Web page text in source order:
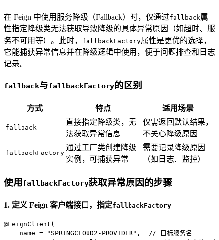
在 Feign 中使用服务降级（Fallback）时，仅通过fallback属
性指定降级类无法获取导致降级的具体异常原因（如超时、服
务不可用等）。此时，
fallbackFactory属性是更优的选择，
它能捕获异常信息并在降级逻辑中使用，便于问题排查和日志
记录。
fallback与fallbackFactory的区别
方式 特点 适用场景
fallback
直接指定降级类，无
法获取异常信息
仅需返回默认结果，
不关心降级原因
fallbackFactory
通过工厂类创建降级
实例，可捕获异常
需要记录降级原因
（如日志、监控）
使用 fallbackFactory获取异常原因的步骤
1. 定义 Feign 客户端接口，指定fallbackFactory
@FeignClient(
    name = "SPRINGCLOUD2-PROVIDER",  // 目标服务名